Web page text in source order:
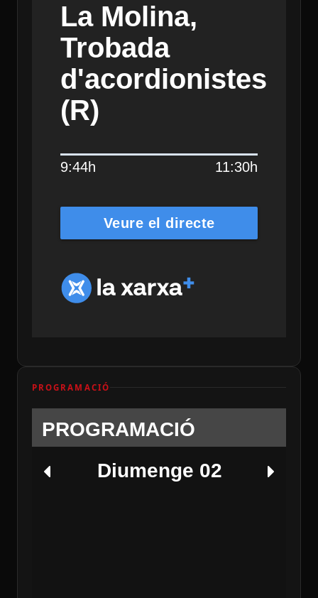
La Molina,
Trobada
d'acordionistes
(R)
9:44h 11:30h
Veure el directe
PROGRAMACIÓ
PROGRAMACIÓ
Diumenge 02